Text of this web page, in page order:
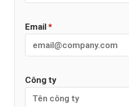
Email *
Công ty